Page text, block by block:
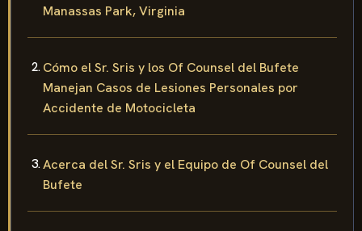
Manassas Park, Virginia
Cómo el Sr. Sris y los Of Counsel del Bufete
Manejan Casos de Lesiones Personales por
Accidente de Motocicleta
Acerca del Sr. Sris y el Equipo de Of Counsel del
Bufete